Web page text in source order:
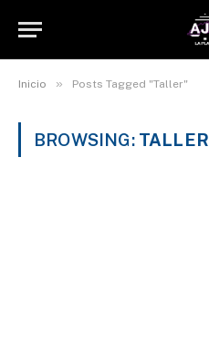
Inicio » Posts Tagged "Taller"
BROWSING: TALLER